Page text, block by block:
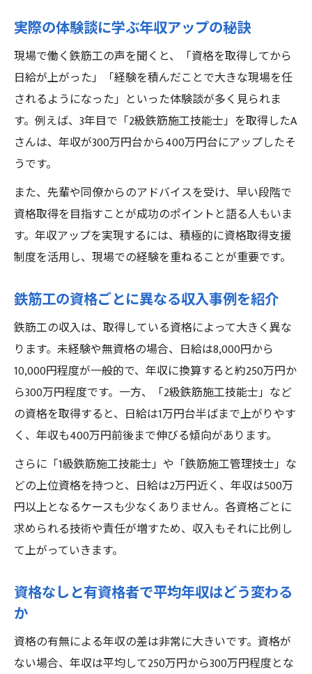
実際の体験談に学ぶ年収アップの秘訣
現場で働く鉄筋工の声を聞くと、「資格を取得してから
日給が上がった」「経験を積んだことで大きな現場を任
されるようになった」といった体験談が多く見られま
す。例えば、3年目で「2級鉄筋施工技能士」を取得したA
さんは、年収が300万円台から400万円台にアップしたそ
うです。
また、先輩や同僚からのアドバイスを受け、早い段階で
資格取得を目指すことが成功のポイントと語る人もいま
す。年収アップを実現するには、積極的に資格取得支援
制度を活用し、現場での経験を重ねることが重要です。
鉄筋工の資格ごとに異なる収入事例を紹介
鉄筋工の収入は、取得している資格によって大きく異な
ります。未経験や無資格の場合、日給は8,000円から
10,000円程度が一般的で、年収に換算すると約250万円か
ら300万円程度です。一方、「2級鉄筋施工技能士」など
の資格を取得すると、日給は1万円台半ばまで上がりやす
く、年収も400万円前後まで伸びる傾向があります。
さらに「1級鉄筋施工技能士」や「鉄筋施工管理技士」な
どの上位資格を持つと、日給は2万円近く、年収は500万
円以上となるケースも少なくありません。各資格ごとに
求められる技術や責任が増すため、収入もそれに比例し
て上がっていきます。
資格なしと有資格者で平均年収はどう変わる
か
資格の有無による年収の差は非常に大きいです。資格が
ない場合、年収は平均して250万円から300万円程度とな